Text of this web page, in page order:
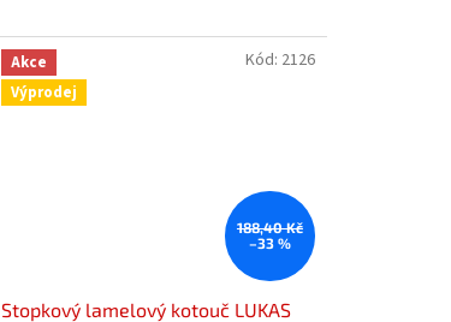
Akce
Výprodej
188,40 Kč
–33 %
Stopkový lamelový kotouč LUKAS
Kód: 2126